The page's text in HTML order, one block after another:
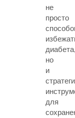
не
просто
диабета,
но
и
для